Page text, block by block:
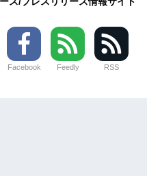
Facebook Feedly RSS